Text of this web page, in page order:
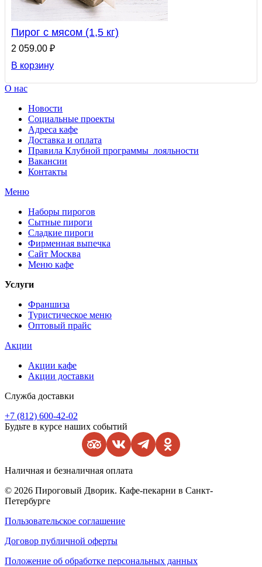
Пирог с мясом (1,5 кг)
2 059.00 ₽
В корзину
О нас
Новости
Социальные проекты
Адреса кафе
Доставка и оплата
Правила Клубной программы лояльности
Вакансии
Контакты
Меню
Наборы пирогов
Сытные пироги
Сладкие пироги
Фирменная выпечка
Сайт Москва
Меню кафе
Услуги
Франшиза
Туристическое меню
Оптовый прайс
Акции
Акции кафе
Акции доставки
Служба доставки
+7 (812) 600-42-02
Будьте в курсе наших событий
Наличная и безналичная оплата
© 2026 Пироговый Дворик. Кафе-пекарни в Санкт-
Петербурге
Пользовательское соглашение
Договор публичной оферты
Положение об обработке персональных данных